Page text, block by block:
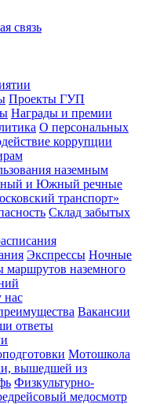
Проекты ГУП
Награды и премии
О персональных
коррупции
наземным
и Южный речные
транспорт»
Склад забытых
Экспрессы Ночные
маршрутов наземного
нас
Вакансии
ответы
Мотошкола
вышедшей из
Физкультурно-
медосмотр